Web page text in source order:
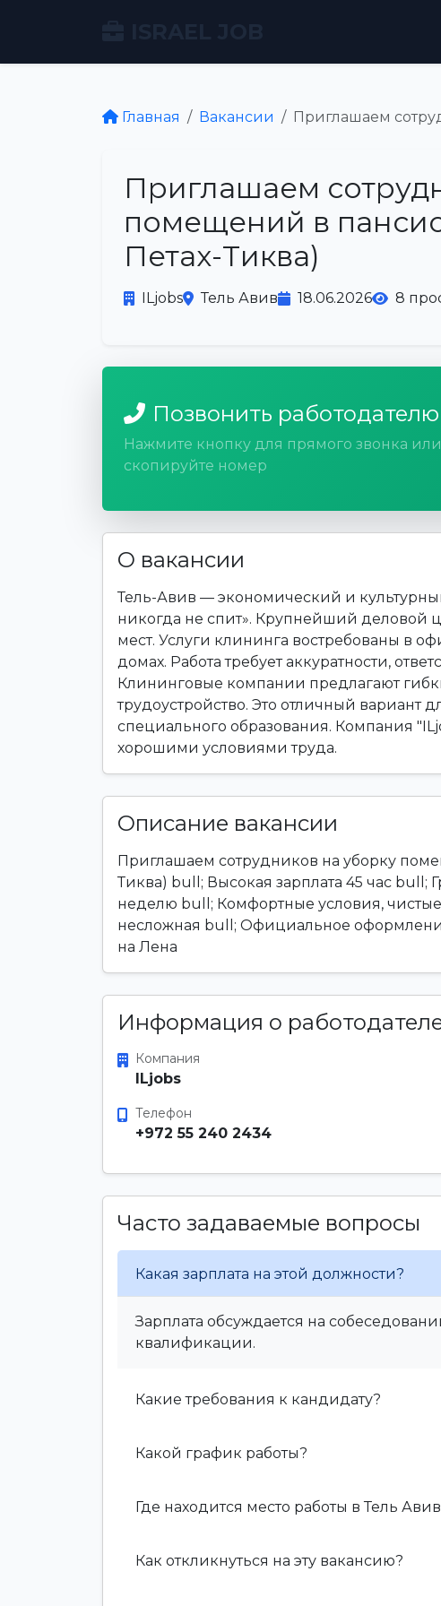
Главная Вакансии Приглашаем
Приглашаем
помещений в
Петах-Тиква)
ILjobs Тель Авив 18.06.2026 8
Позвонить работодателю
Нажмите кнопку для прямого звонка или
скопируйте номер
О вакансии
Тель-Авив — экономический и
никогда не спит». Крупнейший деловой
мест. Услуги клининга востребованы в
домах. Работа требует аккуратности,
Клининговые компании предлагают
трудоустройство. Это отличный вариант
специального образования. Компания
хорошими условиями труда.
Описание вакансии
Приглашаем сотрудников на уборку
Тиква) bull; Высокая зарплата 45 час bull;
неделю bull; Комфортные условия,
несложная bull; Официальное
на Лена
Информация о
Компания
ILjobs
Телефон
+972 55 240 2434
Часто задаваемые вопросы
Какая зарплата на этой должности?
Зарплата обсуждается на
квалификации.
Какие требования к кандидату?
Какой график работы?
Где находится место работы в Тель
Как откликнуться на эту вакансию?